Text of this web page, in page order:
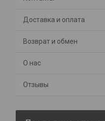
Доставка и оплата
Возврат и обмен
О нас
Отзывы